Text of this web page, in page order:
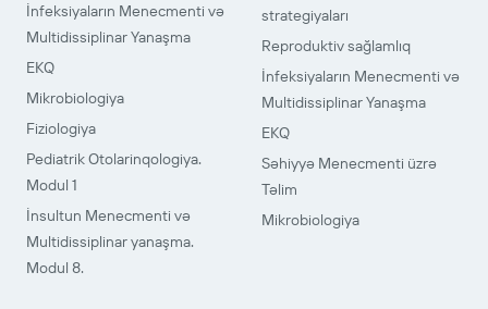
İnfeksiyaların Menecmenti və
Multidissiplinar Yanaşma
EKQ
Mikrobiologiya
Fiziologiya
Pediatrik Otolarinqologiya.
Modul 1
İnsultun Menecmenti və
Multidissiplinar yanaşma.
Modul 8.
strategiyaları
Reproduktiv sağlamlıq
İnfeksiyaların Menecmenti və
Multidissiplinar Yanaşma
EKQ
Səhiyyə Menecmenti üzrə
Təlim
Mikrobiologiya